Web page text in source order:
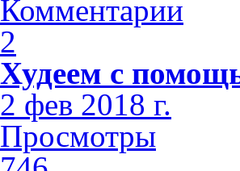
Комментарии
2
Худеем с
2 фев 2018 г.
Просмотры